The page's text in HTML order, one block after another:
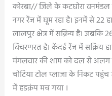
कोरबा// जिले के कटघोरा
नगर रेंज में घूम रहा है। इनमें से 22
लालपुर क्षेत्र में सक्रिय है। जबकि
विचरणरत है। केंदई रेंज में सक्रिय
मंगलवार की शाम को दल से
चोटिया टोल प्लाजा के निकट
में हडक़ंप मच गया ।